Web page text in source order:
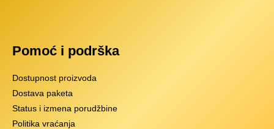
Pomoć i podrška
Dostupnost proizvoda
Dostava paketa
Status i izmena porudžbine
Politika vraćanja